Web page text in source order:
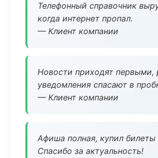
Телефонный справочник
когда интернет пропал.
— Клиент компании
Новости приходят первыми,
уведомления спасают в
— Клиент компании
Афиша полная, купил билеты
Спасибо за актуальность!